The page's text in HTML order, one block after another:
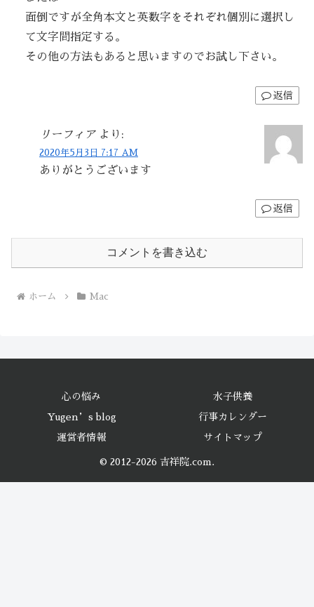
面倒ですが全角本文と英数字をそれぞれ個別に選択し
て文字間指定する。
その他の方法もあると思いますのでお試し下さい。
返信
リーフィア より:
2020年5月3日 7:17 AM
ありがとうございます
返信
コメントを書き込む
ホーム Mac
心の悩み 水子供養
Yugen’s blog 行事カレンダー
運営者情報 サイトマップ
© 2012-2026 吉祥院.com.